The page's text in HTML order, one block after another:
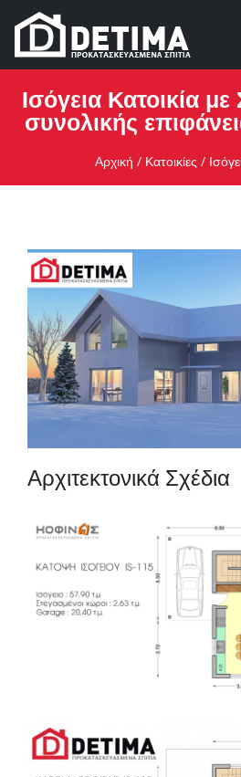
Ισόγεια Κατοικία
συνολικής
Αρχική / Κατοικίες /
Αρχιτεκτονικά Σχέδια